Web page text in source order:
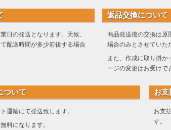
日の発送となります。天候、
配送時間が多少前後する場合
返品交換について
商品発送後の交換は原
場合のみとさせていた
また、作成に取り掛か
ージの変更はお受けで
ついて
運輸にて発送致します。
料になります。
お支
お支
す。